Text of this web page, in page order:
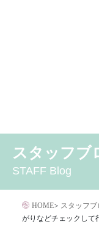
キ
その他の治療
アレルギー・
ク
2026年5月
2026年2月
スタッフブ
STAFF Blog
HOME> スタッフブ
がりなどチェックして